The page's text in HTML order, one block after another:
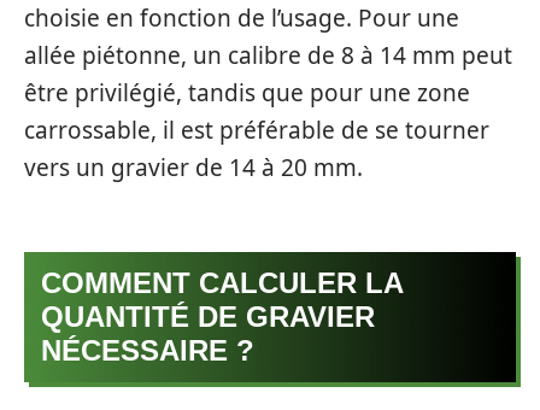
choisie en fonction de l’usage. Pour une
allée piétonne, un calibre de 8 à 14 mm peut
être privilégié, tandis que pour une zone
carrossable, il est préférable de se tourner
vers un gravier de 14 à 20 mm.
COMMENT CALCULER LA
QUANTITÉ DE GRAVIER
NÉCESSAIRE ?